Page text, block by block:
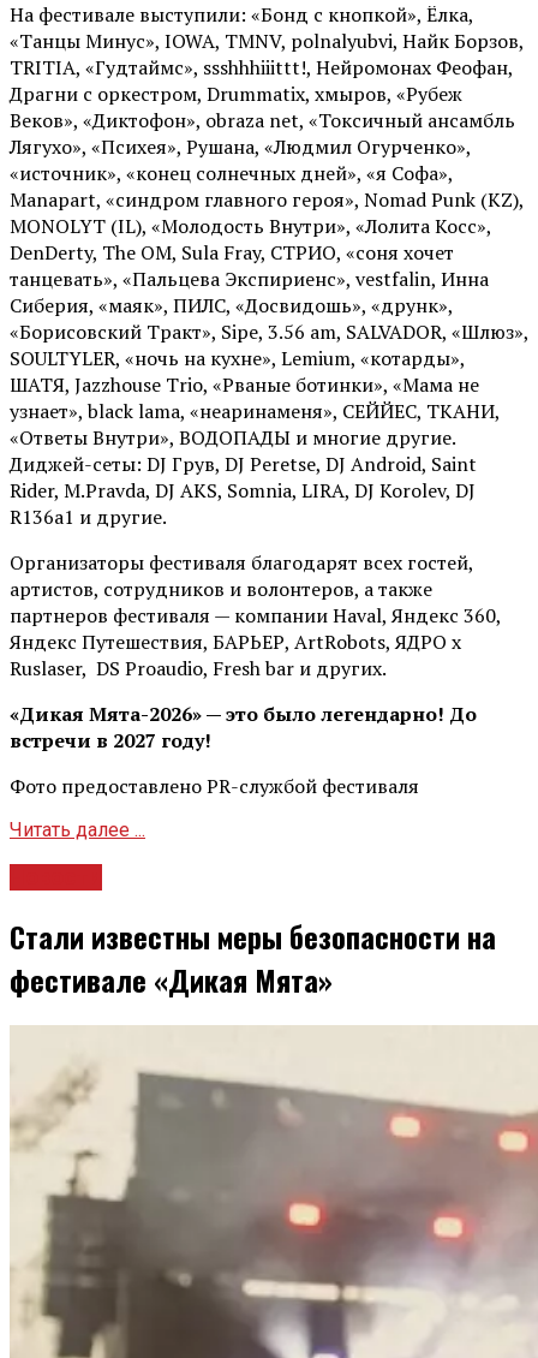
На фестивале выступили: «Бонд с кнопкой», Ёлка,
«Танцы Минус», IOWA, TMNV, polnalyubvi, Найк Борзов,
TRITIA, «Гудтаймс», ssshhhiiittt!, Нейромонах Феофан,
Драгни с оркестром, Drummatix, хмыров, «Рубеж
Веков», «Диктофон», obraza net, «Токсичный ансамбль
Лягухо», «Психея», Рушана, «Людмил Огурченко»,
«источник», «конец солнечных дней», «я Софа»,
Manapart, «синдром главного героя», Nomad Punk (KZ),
MONOLYT (IL), «Молодость Внутри», «Лолита Косс»,
DenDerty, The OM, Sula Fray, СТРИО, «соня хочет
танцевать», «Пальцева Экспириенс», vestfalin, Инна
Сиберия, «маяк», ПИЛС, «Досвидошь», «друнк»,
«Борисовский Тракт», Sipe, 3.56 am, SALVADOR, «Шлюз»,
SOULTYLER, «ночь на кухне», Lemium, «котарды»,
ШАТЯ, Jazzhouse Trio, «Рваные ботинки», «Мама не
узнает», black lama, «неаринаменя», СЕЙЙЕС, ТКАНИ,
«Ответы Внутри», ВОДОПАДЫ и многие другие.
Диджей-сеты: DJ Грув, DJ Peretse, DJ Android, Saint
Rider, М.Pravda, DJ AKS, Somnia, LIRA, DJ Korolev, DJ
R136a1 и другие.
Организаторы фестиваля благодарят всех гостей,
артистов, сотрудников и волонтеров, а также
партнеров фестиваля — компании Haval, Яндекс 360,
Яндекс Путешествия, БАРЬЕР, ArtRobots, ЯДРО х
Ruslaser, DS Proaudio, Fresh bar и других.
«Дикая Мята-2026» — это было легендарно! До
встречи в 2027 году!
Фото предоставлено PR-службой фестиваля
Читать далее ...
Стали известны меры безопасности на
фестивале «Дикая Мята»